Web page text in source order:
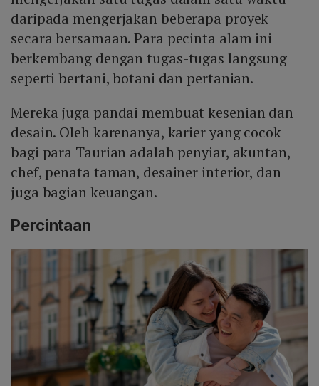
daripada mengerjakan beberapa proyek
secara bersamaan. Para pecinta alam ini
berkembang dengan tugas-tugas langsung
seperti bertani, botani dan pertanian.
Mereka juga pandai membuat kesenian dan
desain. Oleh karenanya, karier yang cocok
bagi para Taurian adalah penyiar, akuntan,
chef, penata taman, desainer interior, dan
juga bagian keuangan.
Percintaan